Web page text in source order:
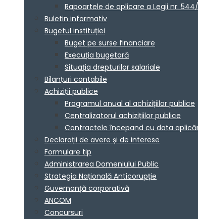
Rapoartele de aplicare a Legii nr. 544/
Buletin informativ
Bugetul instituției
Buget pe surse financiare
Execuția bugetară
Situația drepturilor salariale
Bilanțuri contabile
Achiziții publice
Programul anual al achizițiilor publice
Centralizatorul achizițiilor publice
Contractele începand cu data
Declarații de avere și de interese
Formulare tip
Administrarea Domeniului Public
Strategia Națională Anticorupție
Guvernanță corporativă
ANCOM
Concursuri